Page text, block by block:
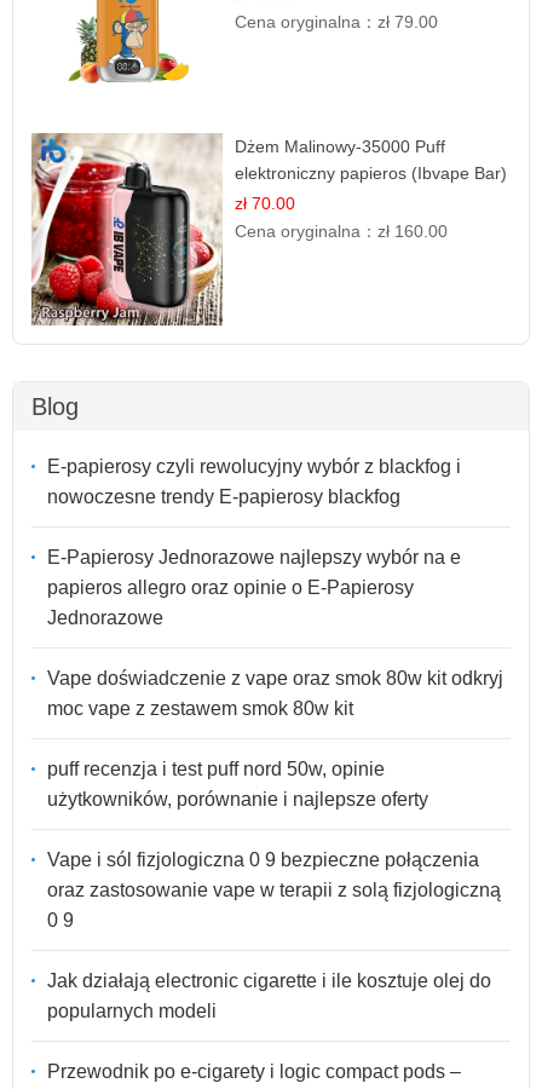
Cena oryginalna：zł 79.00
Dżem Malinowy-35000 Puff
elektroniczny papieros (Ibvape Bar)
zł 70.00
Cena oryginalna：zł 160.00
Blog
E-papierosy czyli rewolucyjny wybór z blackfog i
nowoczesne trendy E-papierosy blackfog
E-Papierosy Jednorazowe najlepszy wybór na e
papieros allegro oraz opinie o E-Papierosy
Jednorazowe
Vape doświadczenie z vape oraz smok 80w kit odkryj
moc vape z zestawem smok 80w kit
puff recenzja i test puff nord 50w, opinie
użytkowników, porównanie i najlepsze oferty
Vape i sól fizjologiczna 0 9 bezpieczne połączenia
oraz zastosowanie vape w terapii z solą fizjologiczną
0 9
Jak działają electronic cigarette i ile kosztuje olej do
popularnych modeli
Przewodnik po e-cigarety i logic compact pods –